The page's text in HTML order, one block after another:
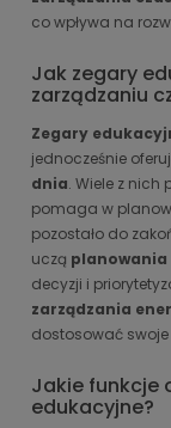
co wpływa na
Jak zegary
zarządzaniu
Zegary
jednocześnie
dnia. Wiele z
pomaga w
pozostało do
uczą planowania
decyzji i
zarządzania
dostosować
Jakie funkcje
edukacyjne?